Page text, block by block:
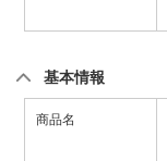
基本情報
商品名